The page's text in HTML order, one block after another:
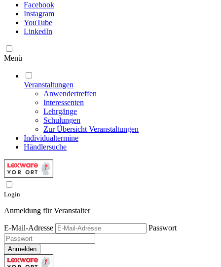
Facebook
Instagram
YouTube
LinkedIn
Menü
Veranstaltungen
Anwendertreffen
Interessenten
Lehrgänge
Schulungen
Zur Übersicht Veranstaltungen
Individualtermine
Händlersuche
Login
Anmeldung für Veranstalter
E-Mail-Adresse Passwort
Anmelden